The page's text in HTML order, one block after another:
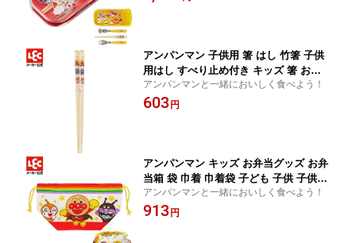
アンパンマン 子供用 箸 はし 竹箸 子供
用はし すべり止め付き キッズ 箸 おは
し 子ども 子供 キャラクター ANはし(15
cm） レック lec
アンパンマンと一緒においしく食べよう！
603 円
アンパンマン キッズ お弁当グッズ お弁
当箱 袋 巾着 巾着袋 子ども 子供 子供用
幼稚園 保育園グッズ キャラクター AN
おべんとう袋 レック lec
アンパンマンと一緒においしく食べよう！
913 円